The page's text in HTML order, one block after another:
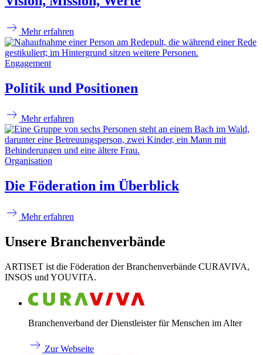
Mehr erfahren
Engagement
Politik und Positionen
Mehr erfahren
Organisation
Die Föderation im Überblick
Mehr erfahren
Unsere Branchenverbände
ARTISET ist die Föderation der Branchenverbände CURAVIVA,
INSOS und YOUVITA.
Branchenverband der Dienstleister für Menschen im Alter
Zur Webseite